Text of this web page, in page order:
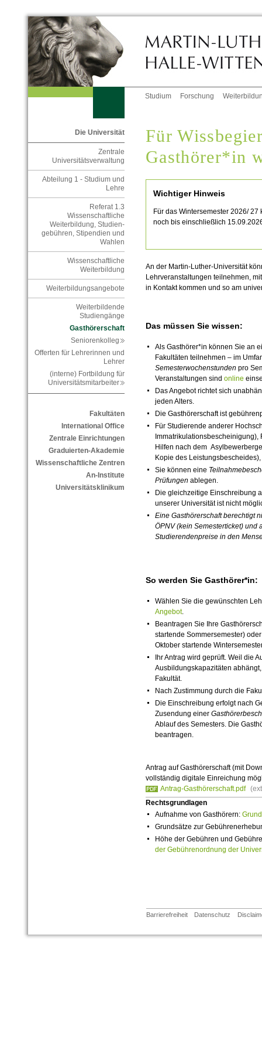
Studium Forschung
Die Universität
Zentrale
Universitätsverwaltung
Abteilung 1 - Studium und
Lehre
Referat 1.3
Wissenschaftliche
Weiterbildung, Studien-
gebühren, Stipendien und
Wahlen
Wissenschaftliche
Weiterbildung
Weiterbildungsangebote
Weiterbildende
Studiengänge
Gasthörerschaft
Seniorenkolleg
Offerten für Lehrerinnen und
Lehrer
(interne) Fortbildung für
Universitätsmitarbeiter
Fakultäten
International Office
Zentrale Einrichtungen
Graduierten-Akademie
Wissenschaftliche Zentren
An-Institute
Universitätsklinikum
Für
Gasthörer*in
Wichtiger Hinweis
Für das Wintersemester 2026/
noch bis einschließlich
An der Martin-Luther-Universität
Lehrveranstaltungen teilnehmen,
in Kontakt kommen und so am
Das müssen Sie wissen:
Als Gasthörer*in können Sie an
Fakultäten teilnehmen – im
Semesterwochenstunden pro
Veranstaltungen sind online
Das Angebot richtet sich
jeden Alters.
Die Gasthörerschaft ist
Für Studierende anderer
Hilfen nach dem
Kopie des
Sie können eine
Prüfungen ablegen.
Die gleichzeitige Einschreibung
unserer Universität ist nicht
Eine Gasthörerschaft berechtigt
ÖPNV (kein Semesterticket) und
Studierendenpreise in den
So werden Sie Gasthörer*in:
Wählen Sie die gewünschten
Angebot.
Beantragen Sie Ihre
startende Sommersemester)
Oktober startende
Ihr Antrag wird geprüft. Weil die
Ausbildungskapazitäten
Fakultät.
Nach Zustimmung durch die
Die Einschreibung erfolgt nach
Zusendung einer
Ablauf des Semesters. Die
beantragen.
Antrag auf Gasthörerschaft (mit
vollständig digitale Einreichung
Antrag-Gasthörerschaft.pdf
Rechtsgrundlagen
Aufnahme von Gasthörern:
Grundsätze zur
Höhe der Gebühren und
der Gebührenordnung der
Barrierefreiheit Datenschutz